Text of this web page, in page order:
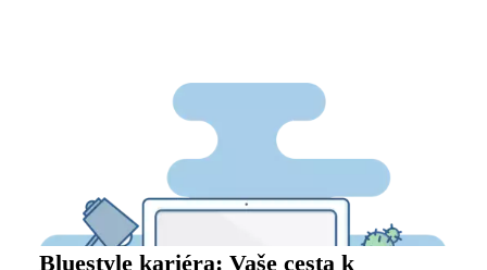
Bluestyle kariéra: Vaše cesta k